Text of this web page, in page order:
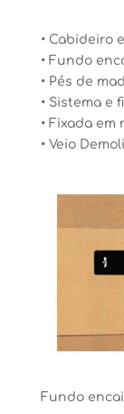
• Cabideiro
• Fundo
• Pés de
• Sistema e
• Fixada em
• Veio
Fundo